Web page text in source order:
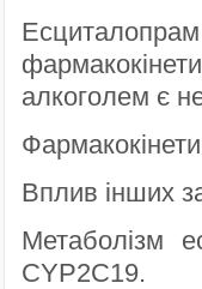
алкоголем є
Вплив інших
Метаболізм
CYP2C19.